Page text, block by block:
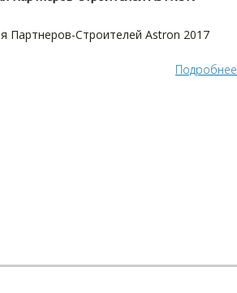
Партнеров-Строителей Astron 2017
Подробнее